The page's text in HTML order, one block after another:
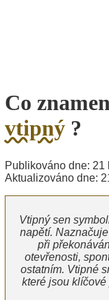
Co
vtipný ?
Publikováno dne: 21
Aktualizováno dne:
Vtipný sen
napětí.
při
otevřenosti,
ostatním. Vtipné
které jsou